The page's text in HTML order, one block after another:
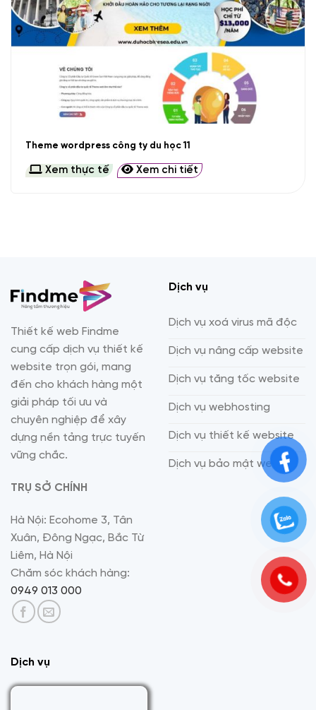
Theme wordpress công ty du học 11
Xem thực tế Xem chi tiết
Thiết kế web Findme
cung cấp dịch vụ thiết kế
website trọn gói, mang
đến cho khách hàng một
giải pháp tối ưu và
chuyên nghiệp để xây
dựng nền tảng trực tuyến
vững chắc.
TRỤ SỞ CHÍNH
Hà Nội: Ecohome 3, Tân
Xuân, Đông Ngạc, Bắc Từ
Liêm, Hà Nội
Chăm sóc khách hàng:
0949 013 000
Dịch vụ
Dịch vụ xoá virus mã độc
Dịch vụ nâng cấp website
Dịch vụ tăng tốc website
Dịch vụ webhosting
Dịch vụ thiết kế website
Dịch vụ bảo mật website
Dịch vụ